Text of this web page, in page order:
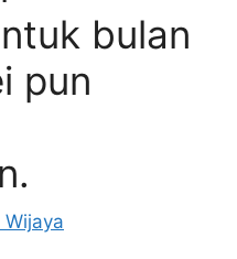
bulan
pun